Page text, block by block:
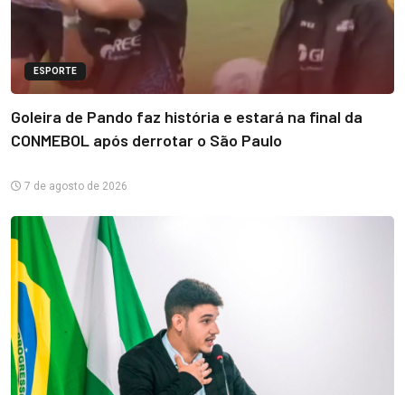
ESPORTE
Goleira de Pando faz história e estará na final da
CONMEBOL após derrotar o São Paulo
7 de agosto de 2026